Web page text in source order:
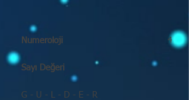
Numeroloji
Sayı Değeri
4
G - U - L - D - E - R